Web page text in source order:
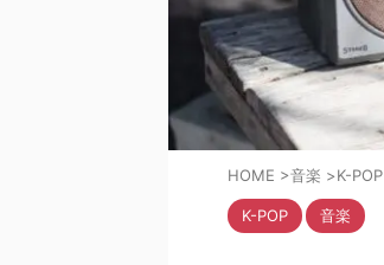
HOME >音楽 >K-POP
K-POP 音楽